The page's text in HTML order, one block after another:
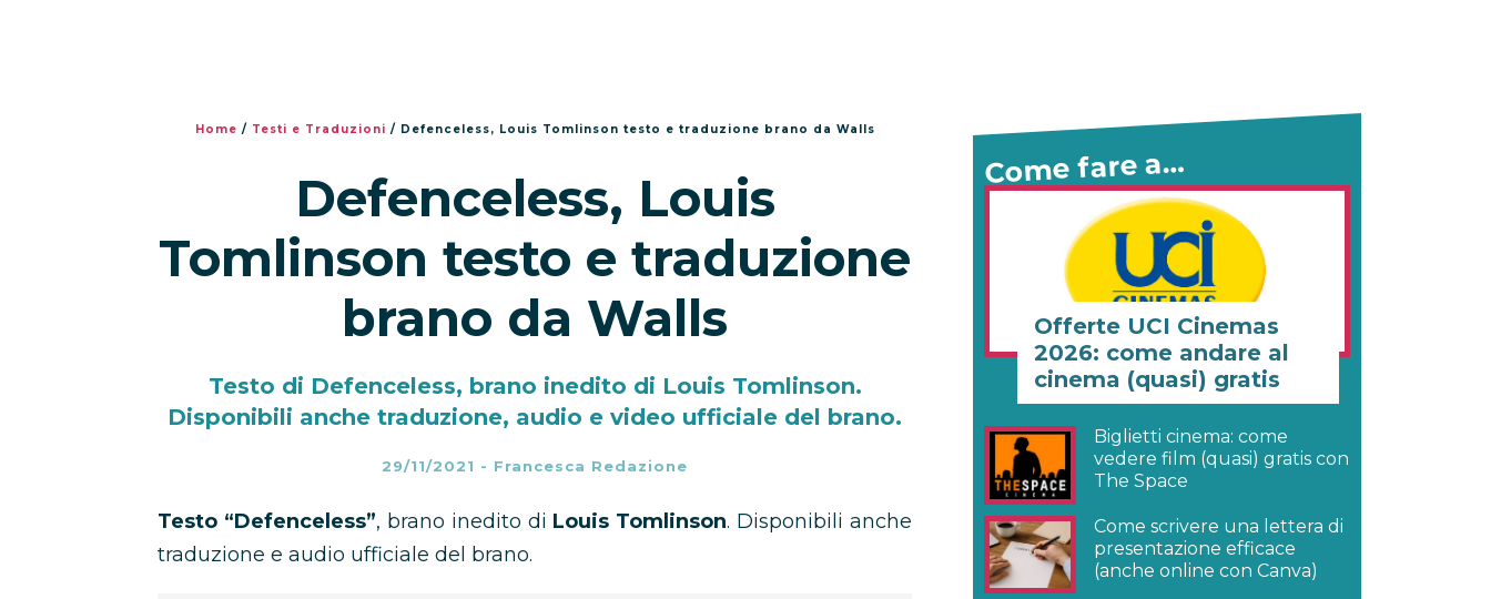
Home / Testi e Traduzioni / Defenceless, Louis Tomlinson testo e traduzione brano da Walls
Defenceless, Louis
Tomlinson testo e traduzione
brano da Walls
Testo di Defenceless, brano inedito di Louis Tomlinson.
Disponibili anche traduzione, audio e video ufficiale del brano.
29/11/2021 - Francesca Redazione
Testo “Defenceless”, brano inedito di Louis Tomlinson. Disponibili anche
traduzione e audio ufficiale del brano.
Come fare a…
Offerte UCI Cinemas
2026: come andare al
cinema (quasi) gratis
Biglietti cinema: come
vedere film (quasi) gratis con
The Space
Come scrivere una lettera di
presentazione efficace
(anche online con Canva)